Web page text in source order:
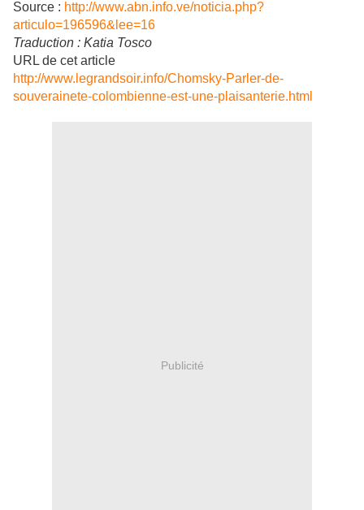
Source : http://www.abn.info.ve/noticia.php?
articulo=196596&lee=16
Traduction : Katia Tosco
URL de cet article
http://www.legrandsoir.info/Chomsky-Parler-de-
souverainete-colombienne-est-une-plaisanterie.html
Publicité